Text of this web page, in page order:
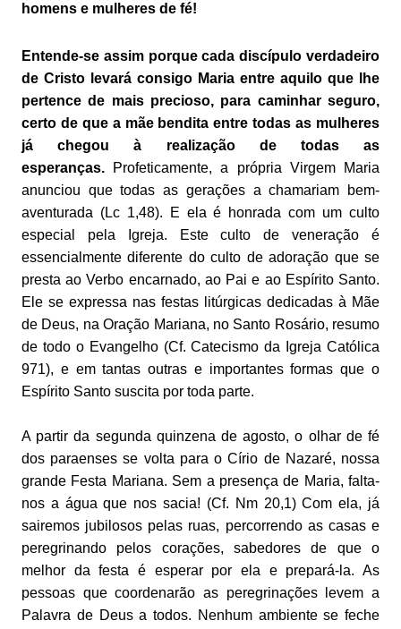
homens e mulheres de fé!
Entende-se assim porque cada discípulo verdadeiro
de Cristo levará consigo Maria entre aquilo que lhe
pertence de mais precioso, para caminhar seguro,
certo de que a mãe bendita entre todas as mulheres
já chegou à realização de todas as
esperanças.
Profeticamente, a própria Virgem Maria
anunciou que todas as gerações a chamariam bem-
aventurada (Lc 1,48). E ela é honrada com um culto
especial pela Igreja. Este culto de veneração é
essencialmente diferente do culto de adoração que se
presta ao Verbo encarnado, ao Pai e ao Espírito Santo.
Ele se expressa nas festas litúrgicas dedicadas à Mãe
de Deus, na Oração Mariana, no Santo Rosário, resumo
de todo o Evangelho (Cf. Catecismo da Igreja Católica
971), e em tantas outras e importantes formas que o
Espírito Santo suscita por toda parte.
A partir da segunda quinzena de agosto, o olhar de fé
dos paraenses se volta para o Círio de Nazaré, nossa
grande Festa Mariana. Sem a presença de Maria, falta-
nos a água que nos sacia! (Cf. Nm 20,1) Com ela, já
sairemos jubilosos pelas ruas, percorrendo as casas e
peregrinando pelos corações, sabedores de que o
melhor da festa é esperar por ela e prepará-la. As
pessoas que coordenarão as peregrinações levem a
Palavra de Deus a todos. Nenhum ambiente se feche